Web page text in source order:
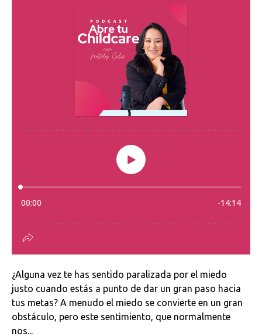
¿Alguna vez te has sentido paralizada por el miedo
justo cuando estás a punto de dar un gran paso hacia
tus metas? A menudo el miedo se convierte en un gran
obstáculo, pero este sentimiento, que normalmente
nos...